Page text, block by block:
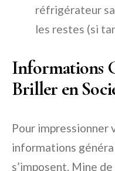
réfrigérateur
les restes (si
Informations
Briller en
Pour impressionner
informations
s’imposent. Mine